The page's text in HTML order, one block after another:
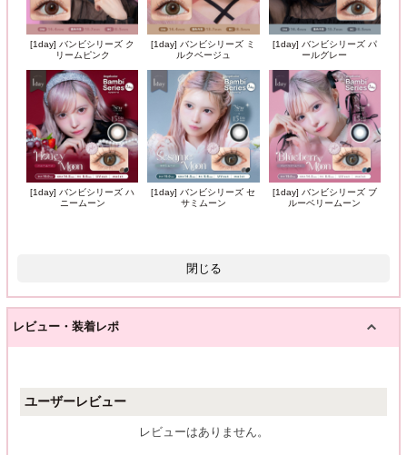
[1day] バンビシリーズ ク
リームピンク
[1day] バンビシリーズ ミ
ルクベージュ
[1day] バンビシリーズ パ
ールグレー
[1day] バンビシリーズ ハ
ニームーン
[1day] バンビシリーズ セ
サミムーン
[1day] バンビシリーズ ブ
ルーベリームーン
閉じる
レビュー・装着レポ
ユーザーレビュー
レビューはありません。